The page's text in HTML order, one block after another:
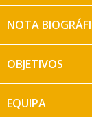
NOTA
OBJETIVOS
EQUIPA